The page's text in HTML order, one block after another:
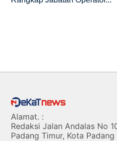
Alamat. :
Redaksi Jalan Andalas No
Padang Timur, Kota